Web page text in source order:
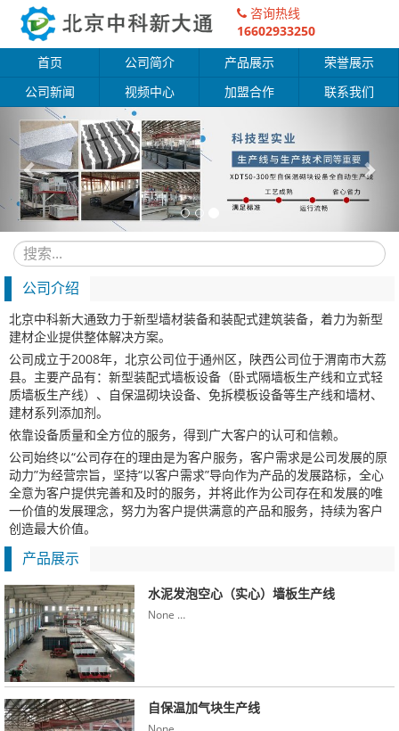
咨询热线
16602933250
首页
公司简介 产品展示
荣誉展示
公司新闻
视频中心 加盟合作 联系我们
Previous
公司介绍
北京中科新大通致力于新型墙材装备和装配式建筑装备，着力为新型
建材企业提供整体解决方案。
公司成立于2008年，北京公司位于通州区，陕西公司位于渭南市大荔
县。主要产品有：新型装配式墙板设备（卧式隔墙板生产线和立式轻
质墙板生产线）、自保温砌块设备、免拆模板设备等生产线和墙材、
建材系列添加剂。
依靠设备质量和全方位的服务，得到广大客户的认可和信赖。
公司始终以“公司存在的理由是为客户服务，客户需求是公司发展的原
动力”为经营宗旨，坚持“以客户需求”导向作为产品的发展路标，全心
全意为客户提供完善和及时的服务，并将此作为公司存在和发展的唯
一价值的发展理念，努力为客户提供满意的产品和服务，持续为客户
创造最大价值。
产品展示
水泥发泡空心（实心）墙板生产线
None …
自保温加气块生产线